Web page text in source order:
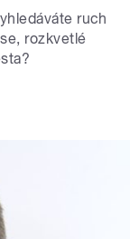
ruch
rozkvetlé